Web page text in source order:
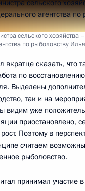
сельского хозяйства
по рыболовству
вкратце сказать, что
по
Выделены
так и на
видим уже
приостановлено,
Поэтому в
считаем
рыболовство.
принимал участие